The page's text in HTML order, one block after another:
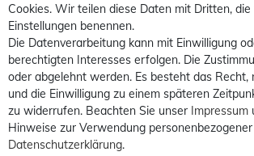
Cookies. Wir teilen diese Daten mit Dritten,
Einstellungen benennen.
Die Datenverarbeitung kann mit Einwilligung
berechtigten Interesses erfolgen. Die
oder abgelehnt werden. Es besteht das Recht,
und die Einwilligung zu einem späteren
zu widerrufen. Beachten Sie unser Impressum
Hinweise zur Verwendung
Daten­schutz­erklärung.